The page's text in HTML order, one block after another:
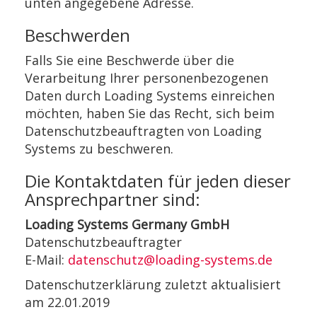
Beschwerden
Falls Sie eine Beschwerde über die
Verarbeitung Ihrer personenbezogenen
Daten durch Loading Systems einreichen
möchten, haben Sie das Recht, sich beim
Datenschutzbeauftragten von Loading
Systems zu beschweren.
Die Kontaktdaten für jeden dieser
Ansprechpartner sind:
Loading Systems Germany GmbH
Datenschutzbeauftragter
E-Mail: datenschutz@loading-systems.de
Datenschutzerklärung zuletzt aktualisiert
am 22.01.2019